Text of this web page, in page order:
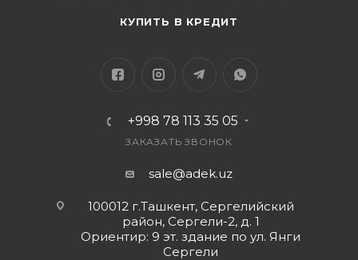
КУПИТЬ В КРЕДИТ
+998 78 113 35 05
ЗАКАЗАТЬ ЗВОНОК
sale@adek.uz
100012 г.Ташкент, Сергелийский
район, Сергели-2, д. 1
Ориентир: 9 эт. здание по ул. Янги
Сергели